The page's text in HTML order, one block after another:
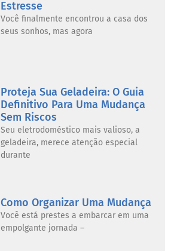
Estresse
Você finalmente encontrou a casa dos
seus sonhos, mas agora
Proteja Sua Geladeira: O Guia
Definitivo Para Uma Mudança
Sem Riscos
Seu eletrodoméstico mais valioso, a
geladeira, merece atenção especial
durante
Como Organizar Uma Mudança
Você está prestes a embarcar em uma
empolgante jornada –